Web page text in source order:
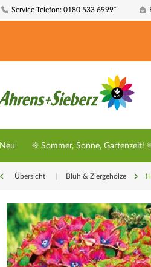
Service-Telefon: 0180 533 6999*
Neu ☀️ Sommer, Sonne, Gartenzeit!
Übersicht Blüh & Ziergehölze